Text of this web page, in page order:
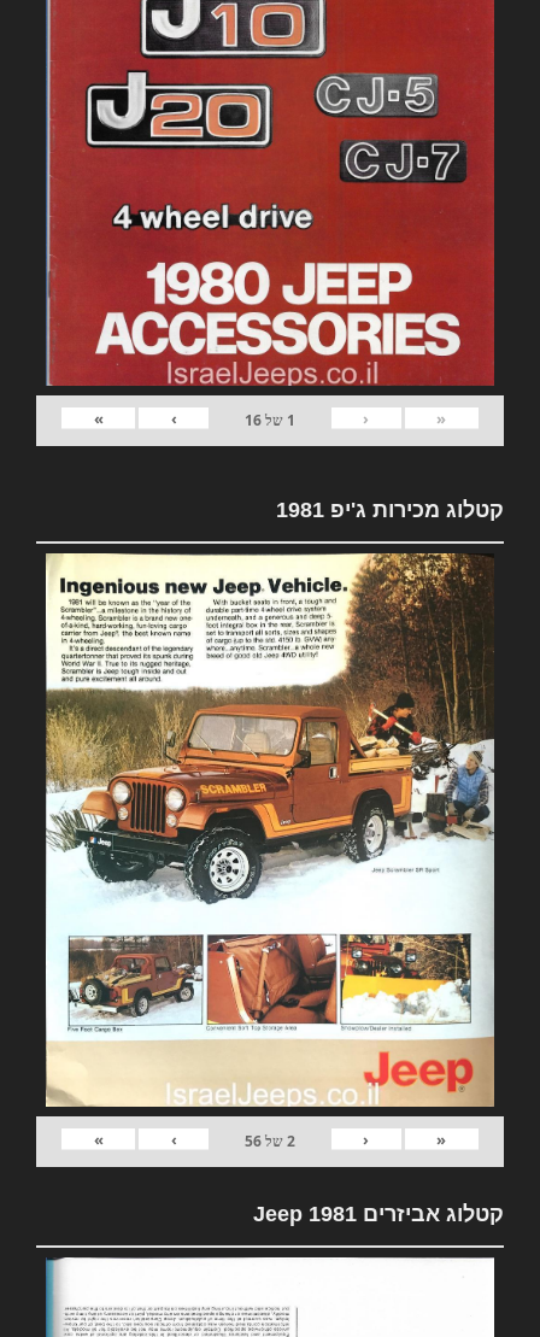
«
‹
1 של16
›
»
קטלוג מכירות ג'יפ 1981
«
‹
2של56
›
»
קטלוג אביזרים 1981 Jeep